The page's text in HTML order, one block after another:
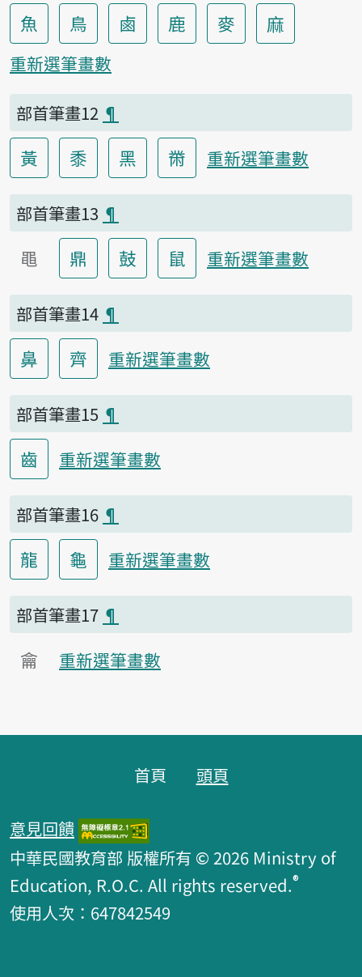
魚 鳥 鹵 鹿 麥 麻
重新選筆畫數
部首筆畫12 ¶
黃 黍 黑 黹 重新選筆畫數
部首筆畫13 ¶
黽 鼎 鼓 鼠 重新選筆畫數
部首筆畫14 ¶
鼻 齊 重新選筆畫數
部首筆畫15 ¶
齒 重新選筆畫數
部首筆畫16 ¶
龍 龜 重新選筆畫數
部首筆畫17 ¶
龠 重新選筆畫數
首頁 頭頁
意見回饋
中華民國教育部 版權所有 © 2026 Ministry of
Education, R.O.C. All rights reserved.®
使用人次：647842549